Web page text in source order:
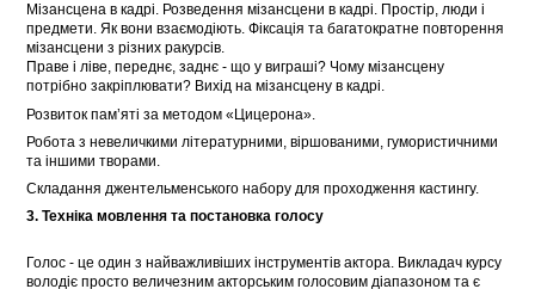
Мізансцена в кадрі. Розведення мізансцени в кадрі. Простір, люди і
предмети. Як вони взаємодіють. Фіксація та багатократне повторення
мізансцени з різних ракурсів.
Праве і ліве, переднє, заднє - що у виграші? Чому мізансцену
потрібно закріплювати? Вихід на мізансцену в кадрі.
Розвиток пам’яті за методом «Цицерона».
Робота з невеличкими літературними, віршованими, гумористичними
та іншими творами.
Складання джентельменського набору для проходження кастингу.
3.Техніка мовлення та постановка голосу
Голос - це один з найважливіших інструментів актора. Викладач курсу
володіє просто величезним акторським голосовим діапазоном та є